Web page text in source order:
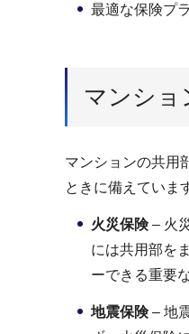
最適な保険プ
マンショ
マンションの共用
ときに備えていま
火災保険– 火
には共用部を
ーできる重要
地震保険– 地